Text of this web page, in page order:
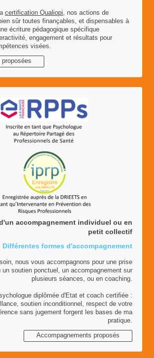
certification Qualiopi, nos actions de
sûr toutes finançables, et dispensables à
écriture pédagogique spécifique
engagement et résultats pour
visées.
proposées
accompagnement individuel ou en
petit collectif
Différentes formes d'accompagnement
nous vous accompagnons pour une prise
un soutien ponctuel, un accompagnement sur
plusieurs séances, ou en coaching.
diplômée d'Etat et coach certifiée :
soutien inconditionnel, respect de votre
sans jugement forgent les bases de ma
pratique.
Accompagnements proposés